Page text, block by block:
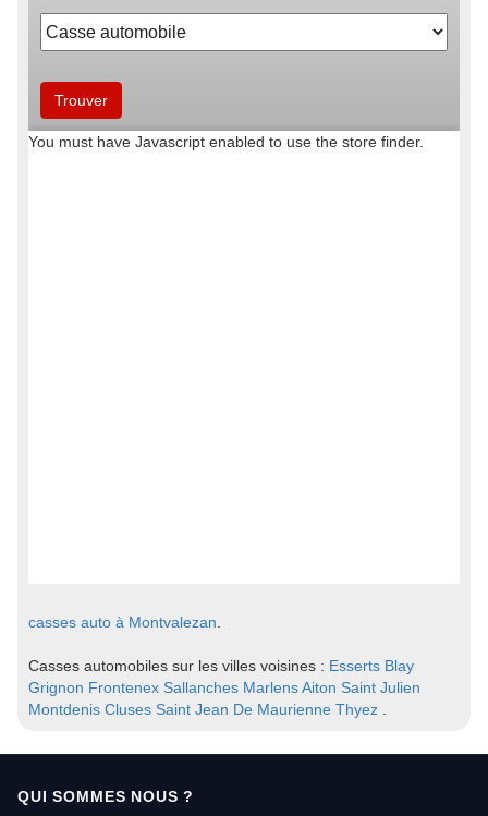
casses auto à Montvalezan
Casses automobiles sur les villes voisines : Esserts Blay
Grignon Frontenex Sallanches MarlensAiton Saint Julien
Montdenis Cluses Saint Jean De Maurienne Thyez
QUI SOMMES NOUS ?